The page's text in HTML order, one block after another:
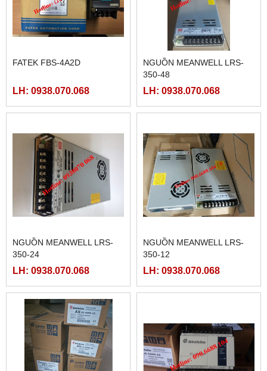
FATEK FBS-4A2D
LH: 0938.070.068
NGUỒN MEANWELL LRS-
350-48
LH: 0938.070.068
NGUỒN MEANWELL LRS-
350-24
LH: 0938.070.068
NGUỒN MEANWELL LRS-
350-12
LH: 0938.070.068